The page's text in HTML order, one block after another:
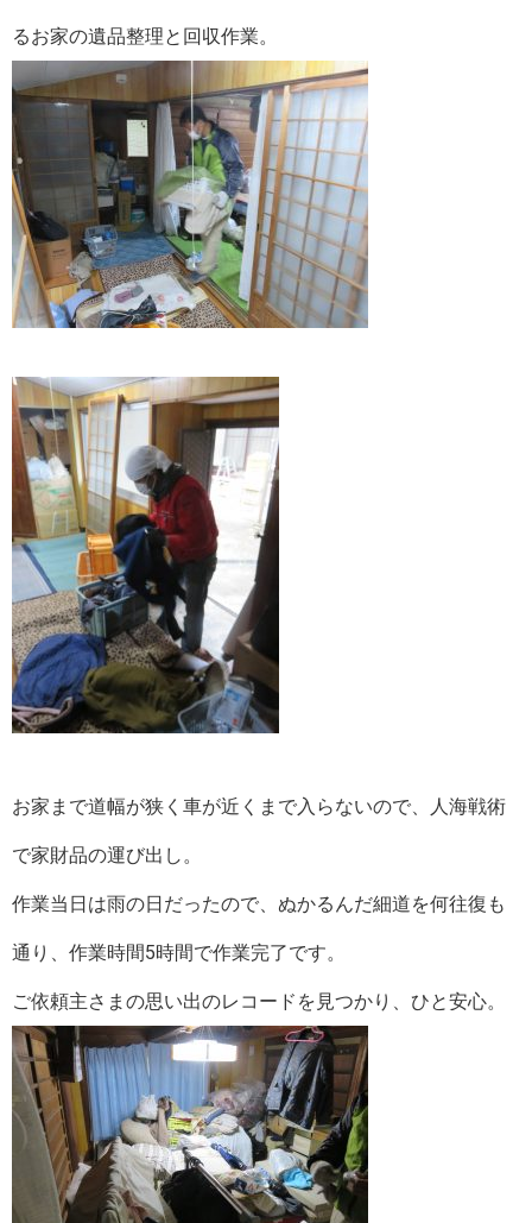
るお家の遺品整理と回収作業。
お家まで道幅が狭く車が近くまで入らないので、人海戦術
で家財品の運び出し。
作業当日は雨の日だったので、ぬかるんだ細道を何往復も
通り、作業時間5時間で作業完了です。
ご依頼主さまの思い出のレコードを見つかり、ひと安心。